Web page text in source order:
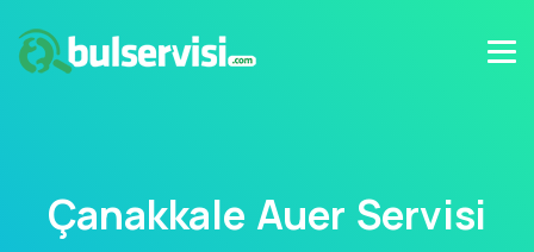
Çanakkale Auer Servisi